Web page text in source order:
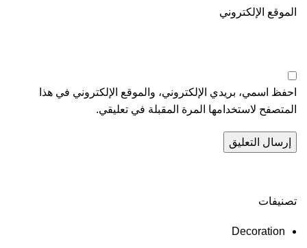
الموقع الإلكتروني
احفظ اسمي، بريدي الإلكتروني، والموقع الإلكتروني في هذا
المتصفح لاستخدامها المرة المقبلة في تعليقي.
تصنيفات
Decoration